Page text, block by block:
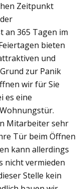
Zeitpunkt
an 365 Tagen im
bieten
und
zur Panik
wir für Sie
es eine
Mitarbeiter sehr
Tür beim Öffnen
kann allerdings
nicht vermieden
Stelle kein